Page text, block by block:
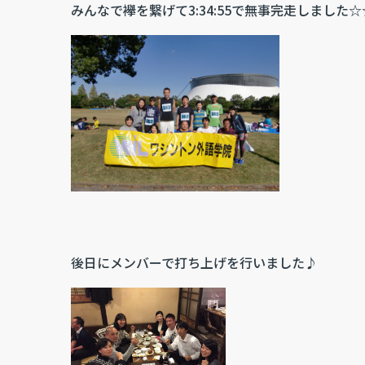
みんなで襷を繋げて3:34:55で無事完走しました
後日にメンバーで打ち上げを行いました♪